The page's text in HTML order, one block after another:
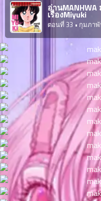
จบแล้ว
บุ๊กมาร์ก
อ่านมังงะ
อ่านMANHWA
เรื่องMiyuki
ตอนที่ 33 • กุมภา
6
ตอน
ที่
น
7
ตอน
ที่
น
8
ตอน
ที่
น
9
ตอน
ที่
น
10